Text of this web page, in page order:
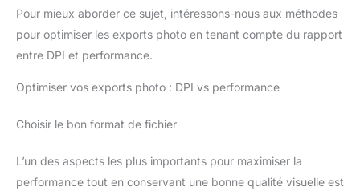
Pour mieux aborder ce sujet, intéressons-nous aux méthodes
pour optimiser les exports photo en tenant compte du rapport
entre DPI et performance.
Optimiser vos exports photo : DPI vs performance
Choisir le bon format de fichier
L’un des aspects les plus importants pour maximiser la
performance tout en conservant une bonne qualité visuelle est